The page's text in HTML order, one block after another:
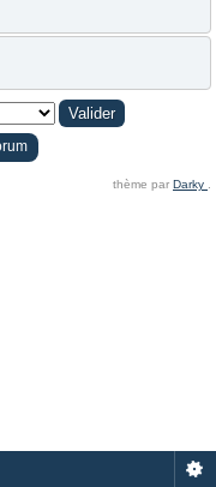
thème par Darky